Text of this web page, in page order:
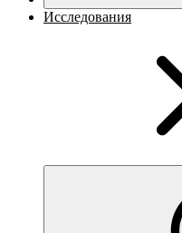
Исследования